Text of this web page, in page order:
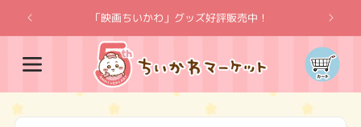
ンツに
進む
「映画ちいかわ」グッズ好評販売中！
カ
ー
ト